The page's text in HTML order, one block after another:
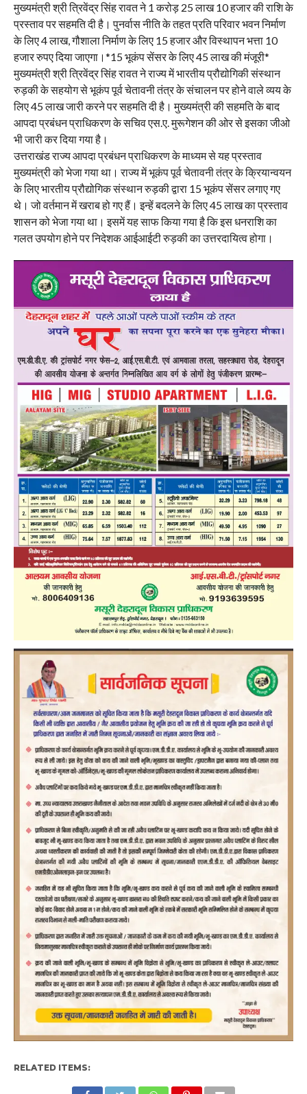
मुख्यमंत्री श्री त्रिवेंद्र सिंह रावत ने 1 करोड़ 25 लाख 10 हजार की राशि के
प्रस्ताव पर सहमति दी है। पुनर्वास नीति के तहत प्रति परिवार भवन निर्माण
के लिए 4 लाख, गौशाला निर्माण के लिए 15 हजार और विस्थापन भत्ता 10
हजार रुपए दिया जाएगा।*15 भूकंप सेंसर के लिए 45 लाख की मंजूरी*
मुख्यमंत्री श्री त्रिवेंद्र सिंह रावत ने राज्य में भारतीय प्रौद्योगिकी संस्थान
रुड़की के सहयोग से भूकंप पूर्व चेतावनी तंत्र के संचालन पर होने वाले व्यय के
लिए 45 लाख जारी करने पर सहमति दी है। मुख्यमंत्री की सहमति के बाद
आपदा प्रबंधन प्राधिकरण के सचिव एस.ए. मुरूगेशन की ओर से इसका जीओ
भी जारी कर दिया गया है।
उत्तराखंड राज्य आपदा प्रबंधन प्राधिकरण के माध्यम से यह प्रस्ताव
मुख्यमंत्री को भेजा गया था। राज्य में भूकंप पूर्व चेतावनी तंत्र के क्रियान्वयन
के लिए भारतीय प्रौद्योगिक संस्थान रुड़की द्वारा 15 भूकंप सेंसर लगाए गए
थे। जो वर्तमान में खराब हो गए हैं। इन्हें बदलने के लिए 45 लाख का प्रस्ताव
शासन को भेजा गया था। इसमें यह साफ किया गया है कि इस धनराशि का
गलत उपयोग होने पर निदेशक आईआईटी रुड़की का उत्तरदायित्व होगा।
RELATED ITEMS: